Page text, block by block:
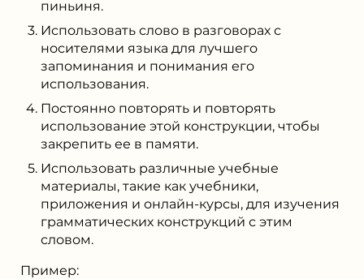
пиньиня.
Использовать слово в разговорах с
носителями языка для лучшего
запоминания и понимания его
использования.
Постоянно повторять и повторять
использование этой конструкции, чтобы
закрепить ее в памяти.
Использовать различные учебные
материалы, такие как учебники,
приложения и онлайн-курсы, для изучения
грамматических конструкций с этим
словом.
Пример: